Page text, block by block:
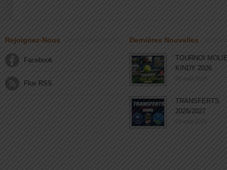
Rejoignez-Nous
Facebook
Flux RSS
Dernières Nouvelles
TOURNOI
KINDY 2026
03 août 2026
TRANSFERTS
2026/2027
03 août 2026